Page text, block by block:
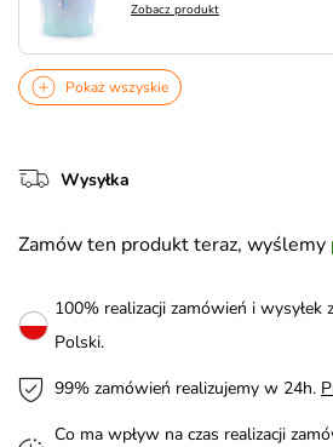
Zobacz produkt
Pokaż wszyskie
Wysyłka
Zamów ten produkt teraz, wyślemy
100% realizacji zamówień i wysyłek z
Polski.
99% zamówień realizujemy w 24h.
Co ma wpływ na czas realizacji